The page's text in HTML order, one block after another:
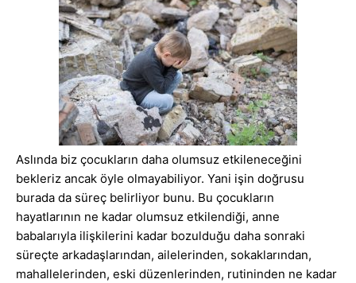
Aslında biz çocukların daha olumsuz etkileneceğini
bekleriz ancak öyle olmayabiliyor. Yani işin doğrusu
burada da süreç belirliyor bunu. Bu çocukların
hayatlarının ne kadar olumsuz etkilendiği, anne
babalarıyla ilişkilerini kadar bozulduğu daha sonraki
süreçte arkadaşlarından, ailelerinden, sokaklarından,
mahallelerinden, eski düzenlerinden, rutininden ne kadar